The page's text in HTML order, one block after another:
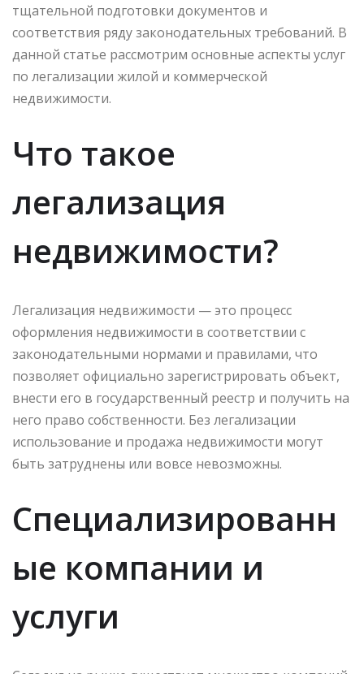
тщательной подготовки документов и
соответствия ряду законодательных требований. В
данной статье рассмотрим основные аспекты услуг
по легализации жилой и коммерческой
недвижимости.
Что такое
легализация
недвижимости?
Легализация недвижимости — это процесс
оформления недвижимости в соответствии с
законодательными нормами и правилами, что
позволяет официально зарегистрировать объект,
внести его в государственный реестр и получить на
него право собственности. Без легализации
использование и продажа недвижимости могут
быть затруднены или вовсе невозможны.
Специализированн
ые компании и
услуги